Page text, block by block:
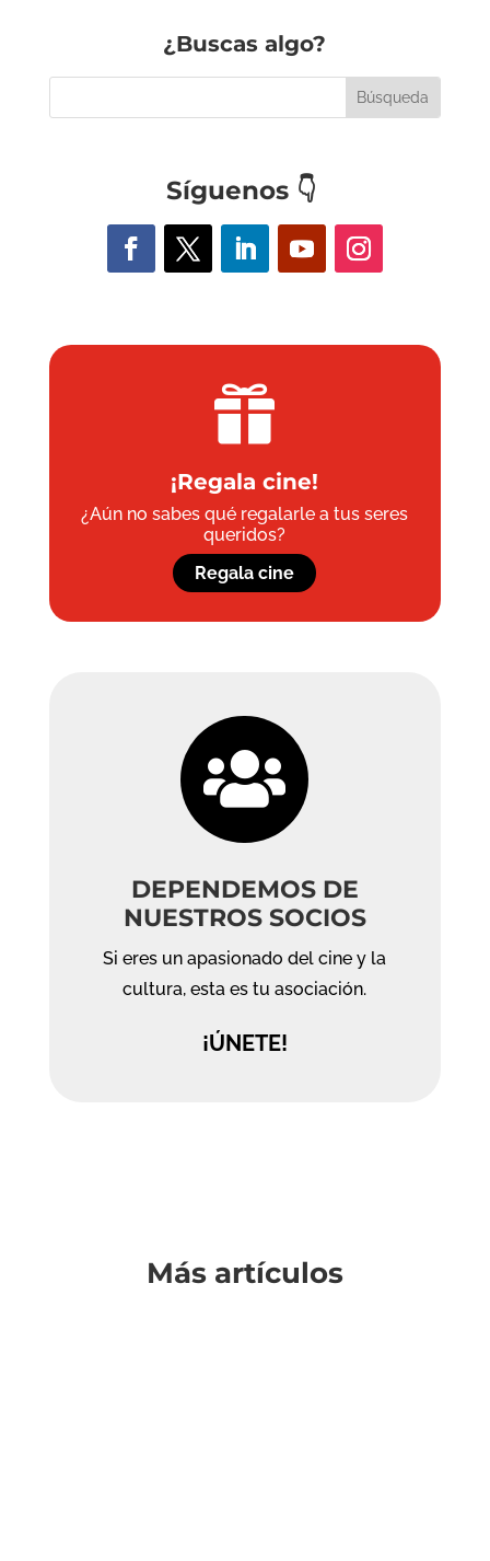
¿Buscas algo?
Síguenos 👇

¡Regala cine!
¿Aún no sabes qué regalarle a tus seres
queridos?
Regala cine

DEPENDEMOS DE
NUESTROS SOCIOS
Si eres un apasionado del cine y la
cultura, esta es tu asociación.
¡ÚNETE!
Más artículos